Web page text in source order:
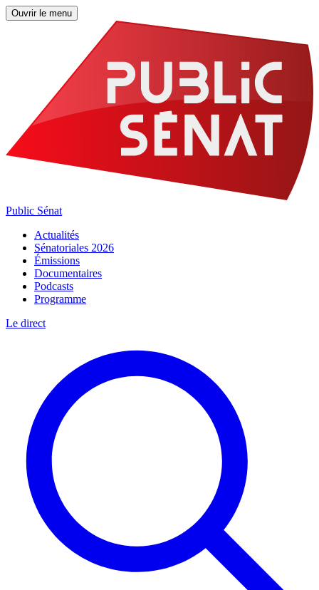
Ouvrir le menu
Public Sénat
Actualités
Sénatoriales 2026
Émissions
Documentaires
Podcasts
Programme
Le direct